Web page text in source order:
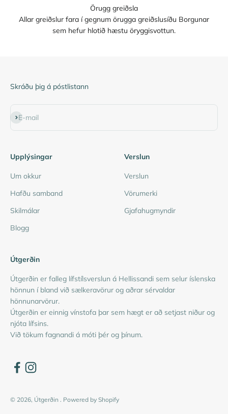
Örugg greiðsla
Allar greiðslur fara í gegnum örugga greiðslusíðu Borgunar
sem hefur hlotið hæstu öryggisvottun.
Skráðu þig á póstlistann
E-mail
Subscribe
Upplýsingar
Um okkur
Hafðu samband
Skilmálar
Blogg
Verslun
Verslun
Vörumerki
Gjafahugmyndir
Útgerðin
Útgerðin er falleg lífstílsverslun á Hellissandi sem selur íslenska
hönnun í bland við sælkeravörur og aðrar sérvaldar
hönnunarvörur.
Útgerðin er einnig vínstofa þar sem hægt er að setjast niður og
njóta lífsins.
Við tökum fagnandi á móti þér og þínum.
© 2026, Útgerðin . Powered by Shopify